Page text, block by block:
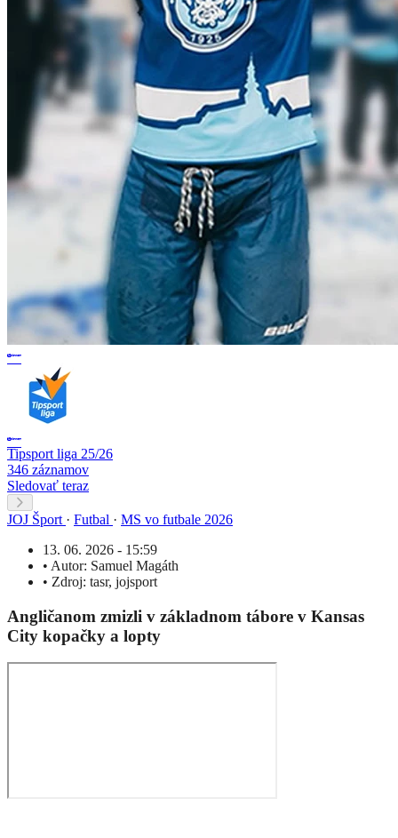
Tipsport liga 25/26
346 záznamov
Sledovať teraz
JOJ Šport · Futbal · MS vo futbale 2026
13. 06. 2026 - 15:59
• Autor: Samuel Magáth
• Zdroj: tasr, jojsport
Angličanom zmizli v základnom tábore v Kansas
City kopačky a lopty